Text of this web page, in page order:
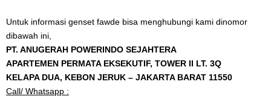
Untuk informasi genset fawde bisa menghubungi kami dinomor
dibawah ini,
PT. ANUGERAH POWERINDO SEJAHTERA
APARTEMEN PERMATA EKSEKUTIF, TOWER II LT. 3Q
KELAPA DUA, KEBON JERUK – JAKARTA BARAT 11550
Call/ Whatsapp :